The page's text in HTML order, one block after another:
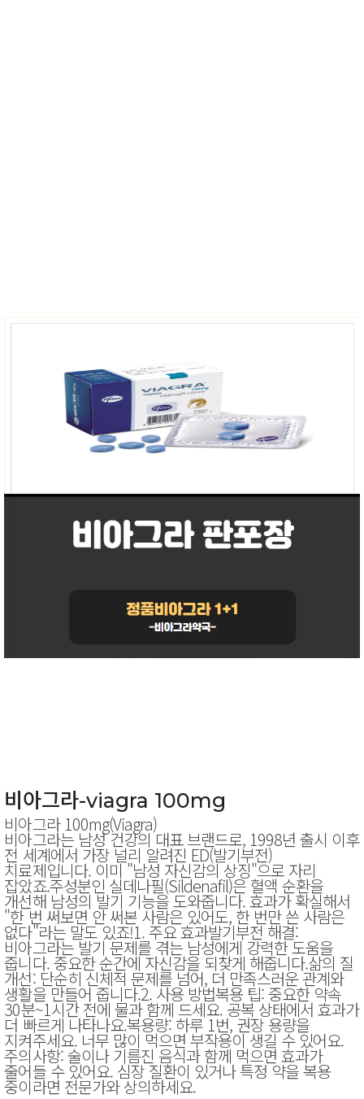
비아그라-viagra 100mg
비아그라 100mg(Viagra)
비아그라는 남성 건강의 대표 브랜드로, 1998년 출시 이후
전 세계에서 가장 널리 알려진 ED(발기부전)
치료제입니다. 이미 "남성 자신감의 상징"으로 자리
잡았죠.주성분인 실데나필(Sildenafil)은 혈액 순환을
개선해 남성의 발기 기능을 도와줍니다. 효과가 확실해서
"한 번 써보면 안 써본 사람은 있어도, 한 번만 쓴 사람은
없다"라는 말도 있죠!1. 주요 효과발기부전 해결:
비아그라는 발기 문제를 겪는 남성에게 강력한 도움을
줍니다. 중요한 순간에 자신감을 되찾게 해줍니다.삶의 질
개선: 단순히 신체적 문제를 넘어, 더 만족스러운 관계와
생활을 만들어 줍니다.2. 사용 방법복용 팁: 중요한 약속
30분~1시간 전에 물과 함께 드세요. 공복 상태에서 효과가
더 빠르게 나타나요.복용량: 하루 1번, 권장 용량을
지켜주세요. 너무 많이 먹으면 부작용이 생길 수 있어요.
주의사항: 술이나 기름진 음식과 함께 먹으면 효과가
줄어들 수 있어요. 심장 질환이 있거나 특정 약을 복용
중이라면 전문가와 상의하세요.